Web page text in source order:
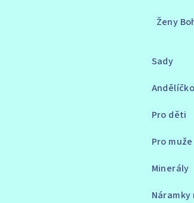
Ženy
Sady
Pro děti
Pro muže
Minerály
Náramky